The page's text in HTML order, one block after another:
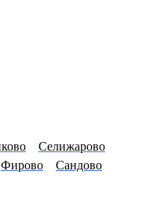
Селижарово
Фирово Сандово